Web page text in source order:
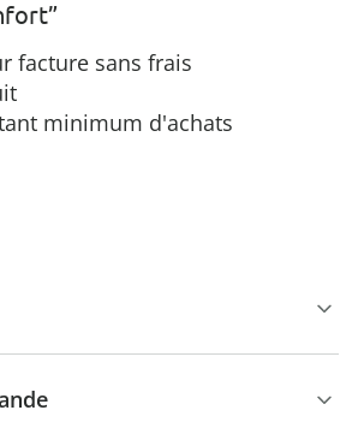
facture sans frais
minimum d'achats